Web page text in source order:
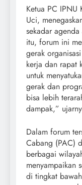
Ketua PC IPNU
Uci,
sekadar
itu, forum ini
gerak
kerja dan rapat
untuk
gerak dan
bisa lebih
dampak,”
Dalam forum
Cabang (PAC)
berbagai
menyampaikan
di tingkat